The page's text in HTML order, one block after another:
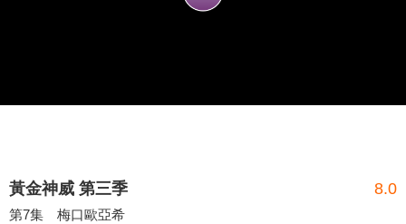
黃金神威 第三季 8.0
第7集 梅口歐亞希